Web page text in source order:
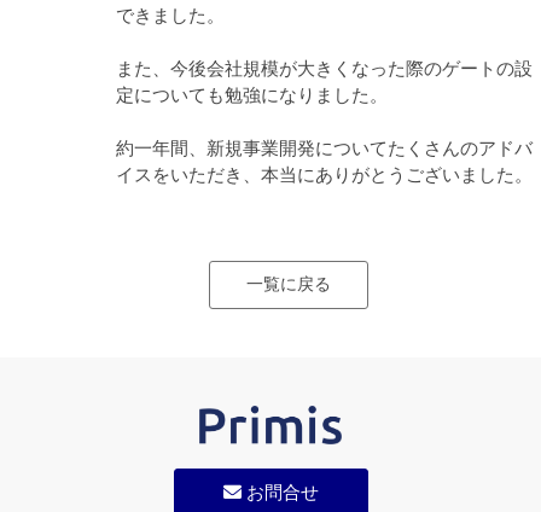
できました。
また、今後会社規模が大きくなった際のゲートの設
定についても勉強になりました。
約一年間、新規事業開発についてたくさんのアドバ
イスをいただき、本当にありがとうございました。
一覧に戻る
お問合せ